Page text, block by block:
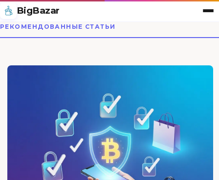
BigBazar
BigBazar — магазин
РЕКОМЕНДОВАННЫЕ СТАТЬИ